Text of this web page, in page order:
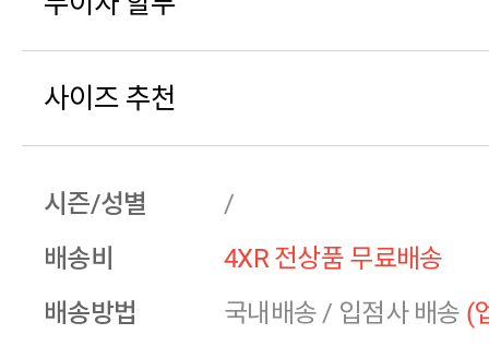
사이즈 추천
시즌/성별
/
배송비
4XR 전상품 무료배송
배송방법
국내배송 / 입점사 배송 (